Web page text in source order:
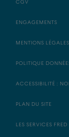
CGV
ENGAGEMENTS
MENTIONS LÉGALES
POLITIQUE
ACCESSIBILITÉ :
PLAN DU SITE
LES SERVICES FRED